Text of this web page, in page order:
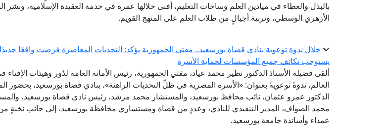
بالبذل والعطاء في ميادين العلم وساحات التعليم، أفنى خلالها عمره في خدمة العقيدة الإسلامية، ونشر
الأزهري الوسطي، وتربية أجيالٍ من طلاب العلم على المنهج القويم.
خلال ندوة توعوية بنادي قضاة بورسعيد.. مفتي الجمهورية يؤكد: التحديات المعاصرة فرضت واقعًا جديدًا
يستوجب تكاتف جميع المؤسسات لحماية الأسرة
ألقى فضيلة الأستاذ الدكتور نظير محمد عياد، مفتي الجمهورية، رئيس الأمانة العامة لدُور وهيئات الإفتاء
العالم، ندوةً توعويةً بعنوان: «الأسرة المصرية في ظلِّ التحديات الراهنة»، بنادي قضاة بورسعيد، بحضور
الدكتور عمرو عثمان، نائب محافظ بورسعيد، والمستشار محمد مرشد، رئيس نادي قضاة بورسعيد،
محمد الصواف، المدير التنفيذي للنادي، وعددٍ من قضاة ومستشاري محافظة بورسعيد، إلى جانب نخبةٍ
عمداء وأساتذة جامعة بورسعيد.